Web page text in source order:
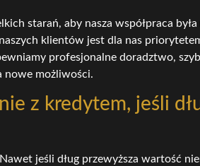
starań, aby nasza współpraca
klientów jest dla nas
profesjonalne doradztwo,
nowe możliwości.
z kredytem, jeśli
jeśli dług przewyższa wartość